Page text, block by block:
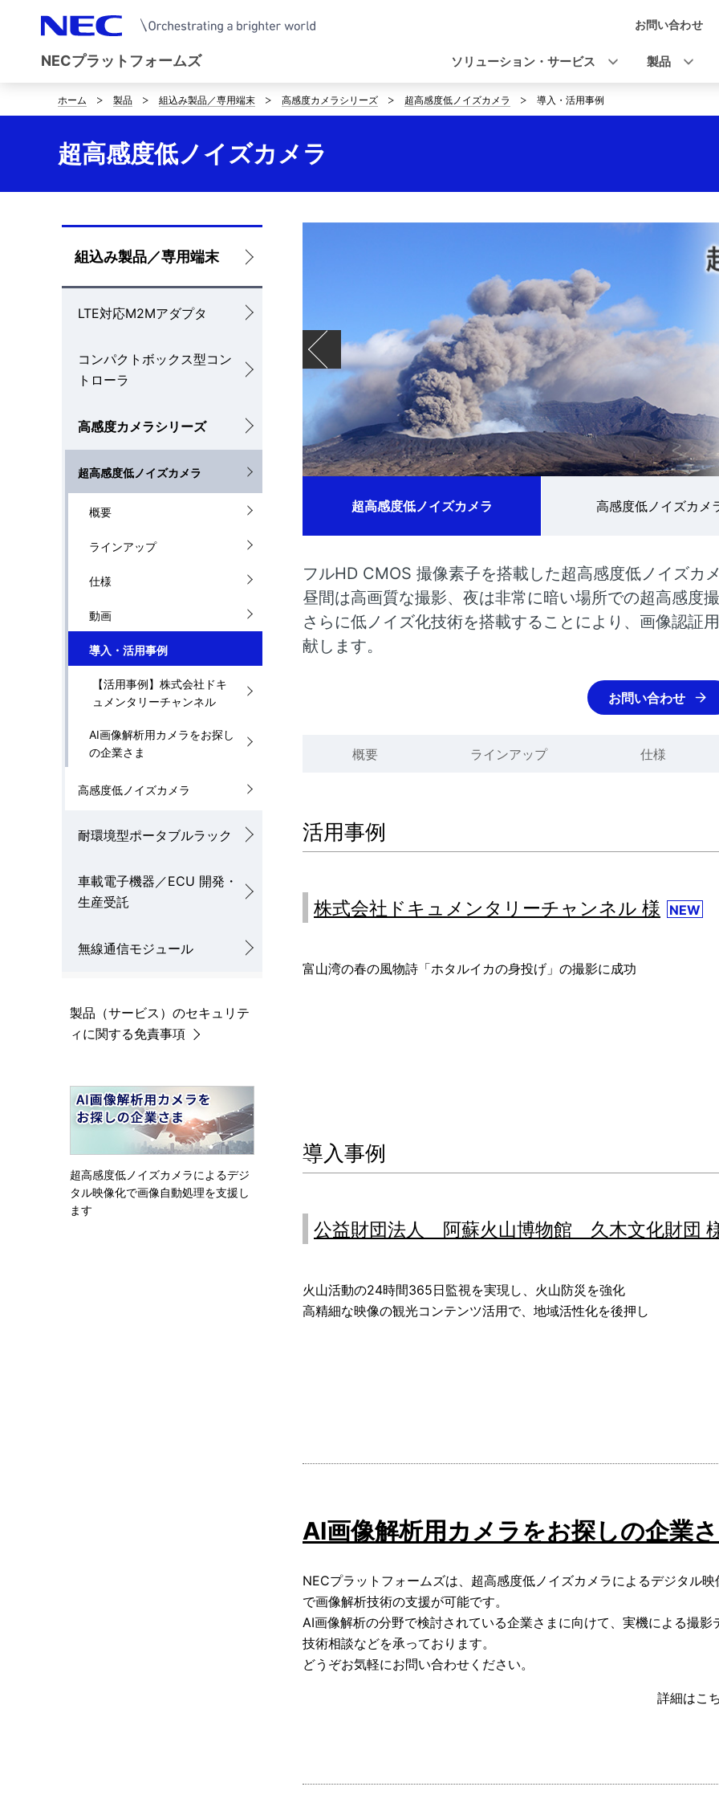
NECプラットフォームズ
ゲ
ー
お問い合わせ
ソリューション・サービス 製品
サ
イ
ト
の
現
在
示
ホーム 製品 組込み製品／専用端末 高感度カメラシリーズ 超高感度低ノイズカメラ 導入・活用事例
超高感度低ノイズカメラ
ロ
ー
カ
ル
ゲ
ー
組込み製品／専用端末
LTE対応M2Mアダプタ
コンパクトボックス型コン
トローラ
高感度カメラシリーズ
超高感度低ノイズカメラ
概要
ラインアップ
仕様
動画
導入・活用事例
【活用事例】株式会社ドキ
ュメンタリーチャンネル
AI画像解析用カメラをお探し
の企業さま
高感度低ノイズカメラ
耐環境型ポータブルラック
車載電子機器／ECU 開発・
生産受託
無線通信モジュール
製品（サービス）のセキュリテ
ィに関する免責事項
超高感度低ノイズカメラによるデジ
タル映像化で画像自動処理を支援し
ます
超高感度低ノイズカメラ 高感度低ノイズカメ
フルHD CMOS 撮像素子を搭載した超高感度低ノイズカ
昼間は高画質な撮影、夜は非常に暗い場所での超高感度
さらに低ノイズ化技術を搭載することにより、画像認証
献します。
お問い合わせ
概要 ラインアップ 仕様
活用事例
株式会社ドキュメンタリーチャンネル 様 NEW
富山湾の春の風物詩「ホタルイカの身投げ」の撮影に成功
導入事例
公益財団法人 阿蘇火山博物館 久木文化財団
火山活動の24時間365日監視を実現し、火山防災を強化
高精細な映像の観光コンテンツ活用で、地域活性化を後押し
AI画像解析用カメラをお探しの企業
NECプラットフォームズは、超高感度低ノイズカメラによるデジタル映
で画像解析技術の支援が可能です。
AI画像解析の分野で検討されている企業さまに向けて、実機による撮影
技術相談などを承っております。
どうぞお気軽にお問い合わせください。
詳細はこ